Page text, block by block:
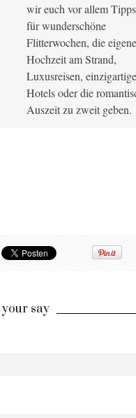
wir euch vor allem Tipps
für wunderschöne
Flitterwochen, die eigene
Hochzeit am Strand,
Luxusreisen, einzigartige
Hotels oder die
Auszeit zu zweit geben.
say